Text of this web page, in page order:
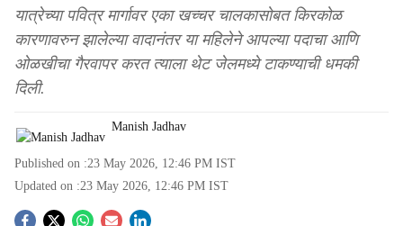
यात्रेच्या पवित्र मार्गावर एका खच्चर चालकासोबत किरकोळ
कारणावरुन झालेल्या वादानंतर या महिलेने आपल्या पदाचा आणि
ओळखीचा गैरवापर करत त्याला थेट जेलमध्ये टाकण्याची धमकी
दिली.
Manish Jadhav
Published on :23 May 2026, 12:46 PM IST
Updated on :23 May 2026, 12:46 PM IST